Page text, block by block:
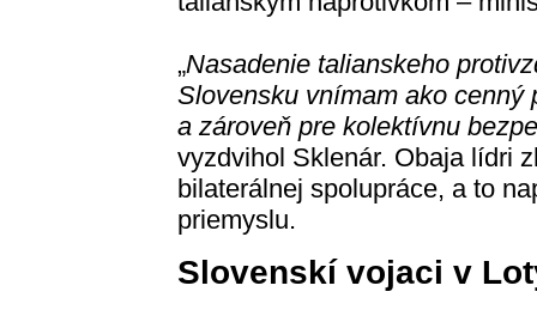
„Nasadenie talianskeho
Slovensku vnímam ako
a zároveň pre kolektívnu
vyzdvihol Sklenár. Obaja lídri
bilaterálnej spolupráce, a to
priemyslu.
Slovenskí vojaci v